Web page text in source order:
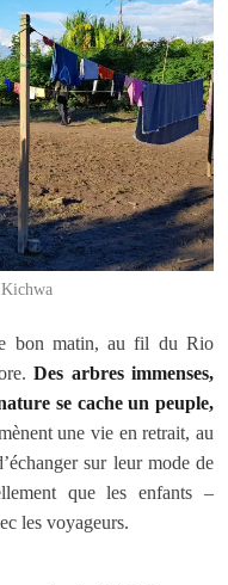
Kichwa
bon matin, au fil du Rio
Des arbres immenses,
se cache un peuple,
une vie en retrait, au
sur leur mode de
que les enfants –
les voyageurs.